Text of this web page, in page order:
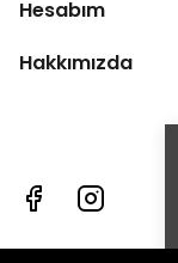
Hesabım
Hakkımızda